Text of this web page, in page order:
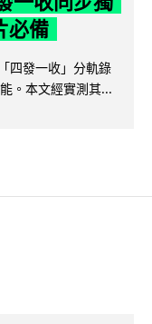
必備
四發一收」分軌錄
。本文經實測其...